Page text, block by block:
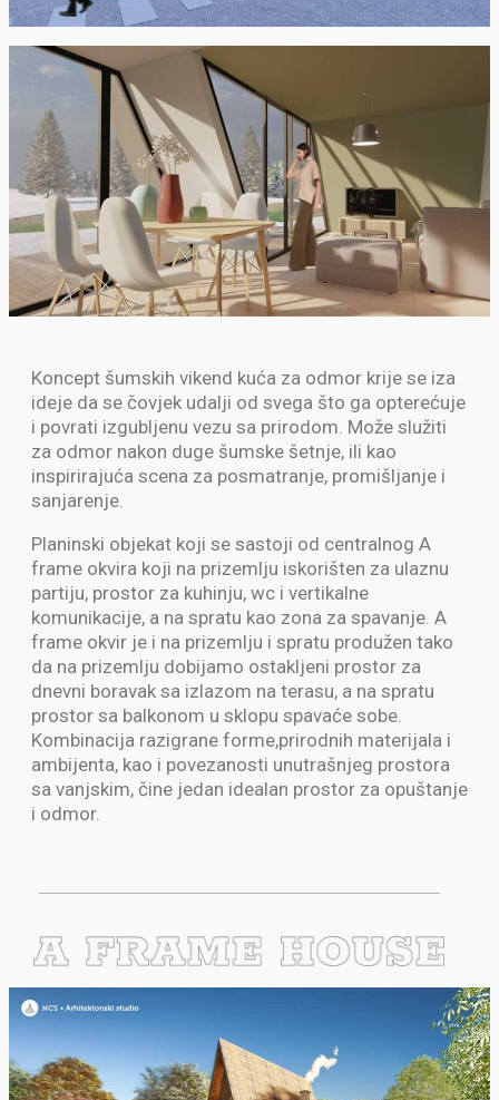
Koncept šumskih vikend kuća za odmor krije se iza
ideje da se čovjek udalji od svega što ga opterećuje
i povrati izgubljenu vezu sa prirodom. Može služiti
za odmor nakon duge šumske šetnje, ili kao
inspirirajuća scena za posmatranje, promišljanje i
sanjarenje.
Planinski objekat koji se sastoji od centralnog A
frame okvira koji na prizemlju iskorišten za ulaznu
partiju, prostor za kuhinju, wc i vertikalne
komunikacije, a na spratu kao zona za spavanje. A
frame okvir je i na prizemlju i spratu produžen tako
da na prizemlju dobijamo ostakljeni prostor za
dnevni boravak sa izlazom na terasu, a na spratu
prostor sa balkonom u sklopu spavaće sobe.
Kombinacija razigrane forme,prirodnih materijala i
ambijenta, kao i povezanosti unutrašnjeg prostora
sa vanjskim, čine jedan idealan prostor za opuštanje
i odmor.